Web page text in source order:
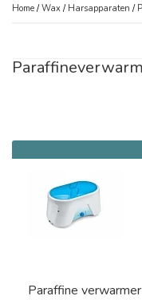
Home /Wax / Harsapparaten /
Paraffine verwarmer